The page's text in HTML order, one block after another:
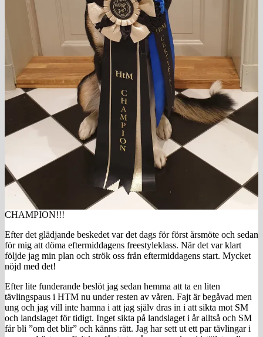
CHAMPION!!!
Efter det glädjande beskedet var det dags för först årsmöte och sedan
för mig att döma eftermiddagens freestyleklass. När det var klart
följde jag min plan och strök oss från eftermiddagens start. Mycket
nöjd med det!
Efter lite funderande beslöt jag sedan hemma att ta en liten
tävlingspaus i HTM nu under resten av våren. Fajt är begåvad men
ung och jag vill inte hamna i att jag själv dras in i att sikta mot SM
och landslaget för tidigt. Inget sikta på landslaget i år alltså och SM
får bli ”om det blir” och känns rätt. Jag har sett ut ett par tävlingar i